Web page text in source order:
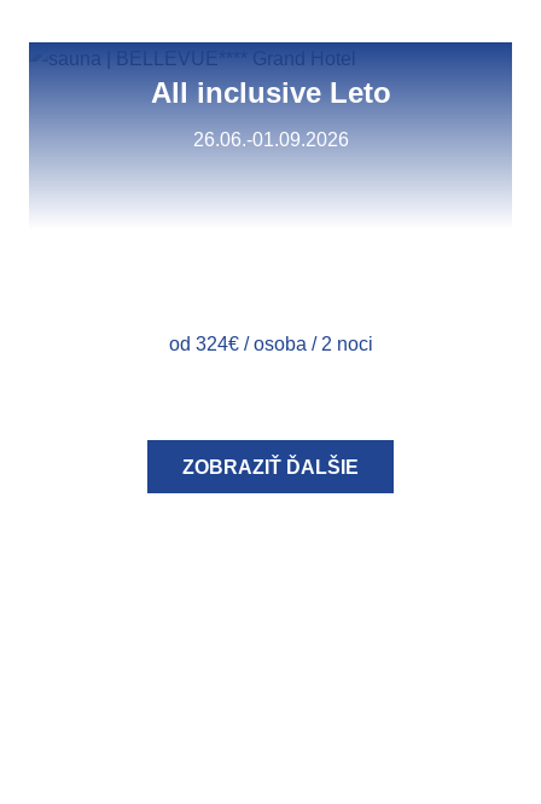
All inclusive Leto
26.06.-01.09.2026
od 324€ / osoba / 2 noci
ZOBRAZIŤ ĎALŠIE